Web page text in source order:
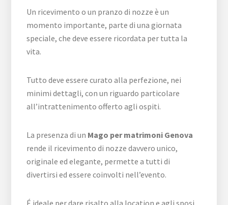
Un ricevimento o un pranzo di nozze è un
momento importante, parte di una giornata
speciale, che deve essere ricordata per tutta la
vita.
Tutto deve essere curato alla perfezione, nei
minimi dettagli, con un riguardo particolare
all’intrattenimento offerto agli ospiti.
La presenza di un Mago per matrimoni Genova
rende il ricevimento di nozze davvero unico,
originale ed elegante, permette a tutti di
divertirsi ed essere coinvolti nell’evento.